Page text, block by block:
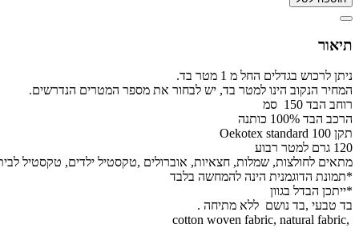
תיאור
ניתן לרכוש בגדלים החל מ 1 מטר בד.
המחיר הנקוב הינו למטר בד, יש לבחור את מספר המטרים הנדרשים.
רוחב הבד 150 סמ
הרכב הבד 100% כותנה
תקן Oekotex standard 100
120 גרם למטר רבוע
מתאים לחולצות, שמלות, חצאיות, אוברולים ,טקסטיל ילדים, טקסטיל
*תמונת הדוגמנית הינה להמחשה בלבד
*ייתכן הבדל בגוון
בד טבעי ,בד נושם ללא מתיחה .
,cotton woven fabric, natural fabric